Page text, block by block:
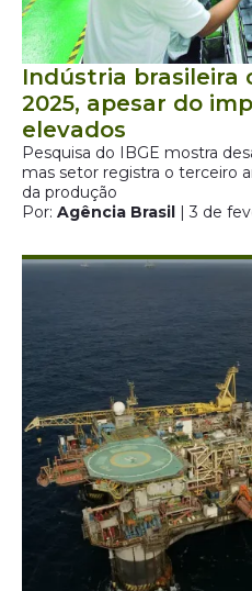
Indústria brasileira
2025, apesar do
elevados
Pesquisa do IBGE mostra
mas setor registra o terceiro
da produção
Por: Agência Brasil | 3 de